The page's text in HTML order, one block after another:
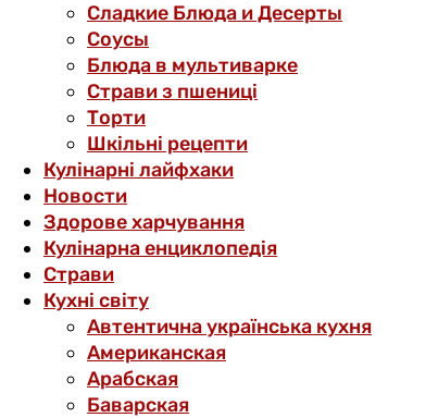
Сладкие Блюда и Десерты
Соусы
Блюда в мультиварке
Страви з пшениці
Торти
Шкільні рецепти
Кулінарні лайфхаки
Новости
Здорове харчування
Кулінарна енциклопедія
Страви
Кухні світу
Автентична українська кухня
Американская
Арабская
Баварская